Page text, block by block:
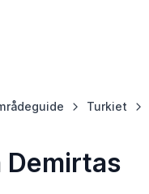
Turkiet
Demirtas